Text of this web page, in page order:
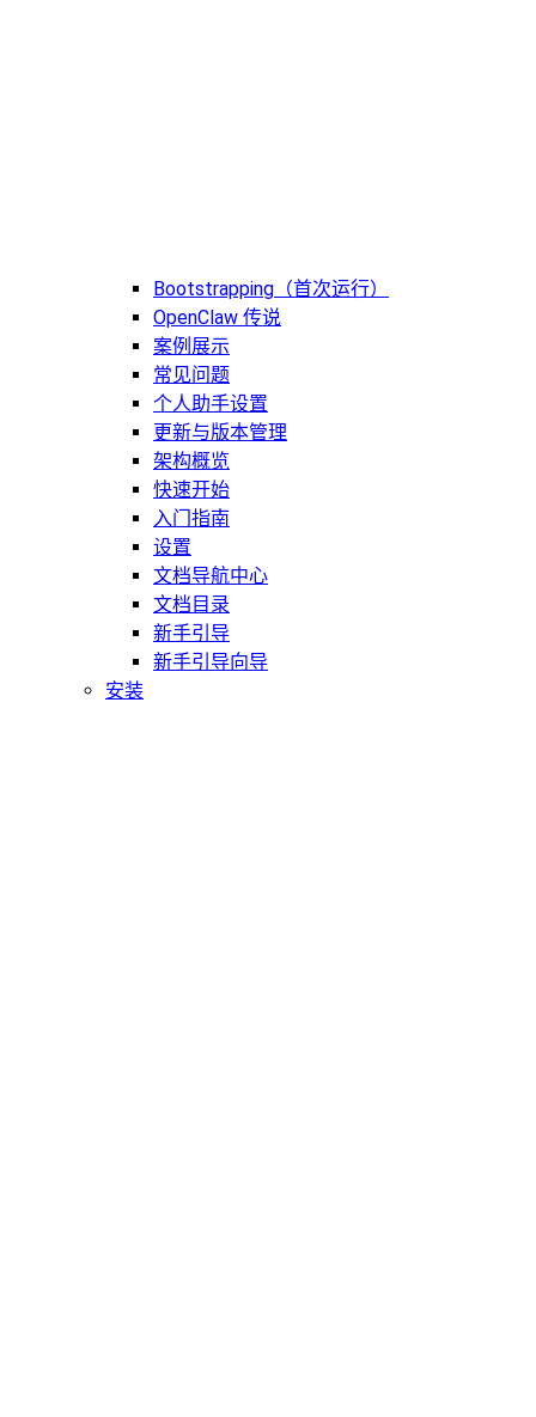
Bootstrapping（首次运行）
OpenClaw 传说
案例展示
常见问题
个人助手设置
更新与版本管理
架构概览
快速开始
入门指南
设置
文档导航中心
文档目录
新手引导
新手引导向导
安装